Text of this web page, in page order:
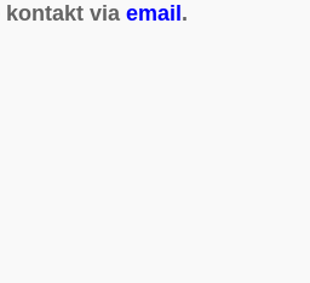
kontakt via email .